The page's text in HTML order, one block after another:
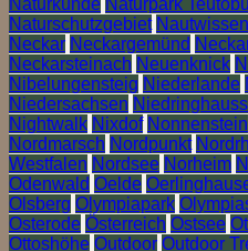
Naturschutzgebiet
Neckar Neckargemünd
Neckarsteinach Neuenknick
Nibelungensteig Niederlande
Niedersachsen
Nightwalk Nixdof Nonnenstein
Nordmarsch Nordpunkt
Westfalen Nordsee Norheim
Odenwald Oelde
Olsberg Olympiapark
Osterode Österreich Ostsee
Ottoshöhe Outdoor Outdoor